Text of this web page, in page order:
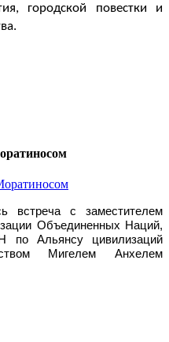
городской повестки и
с заместителем
Объединенных Наций,
по Альянсу цивилизаций
Мигелем Анхелем